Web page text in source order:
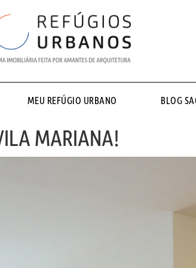
MEU REFÚGIO URBANO BLOG
MARIANA!